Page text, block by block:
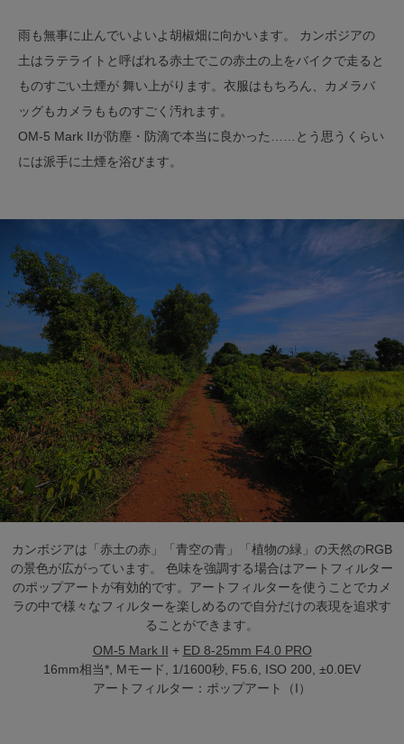
雨も無事に止んでいよいよ胡椒畑に向かいます。 カンボジアの
土はラテライトと呼ばれる赤土でこの赤土の上をバイクで走ると
ものすごい土煙が 舞い上がります。衣服はもちろん、カメラバ
ッグもカメラもものすごく汚れます。
OM-5 Mark IIが防塵・防滴で本当に良かった……とう思うくらい
には派手に土煙を浴びます。
カンボジアは「赤土の赤」「青空の青」「植物の緑」の天然のRGB
の景色が広がっています。 色味を強調する場合はアートフィルター
のポップアートが有効的です。アートフィルターを使うことでカメ
ラの中で様々なフィルターを楽しめるので自分だけの表現を追求す
ることができます。
OM-5 Mark II + ED 8-25mm F4.0 PRO
16mm相当*, Mモード, 1/1600秒, F5.6, ISO 200, ±0.0EV
アートフィルター：ポップアート（I）